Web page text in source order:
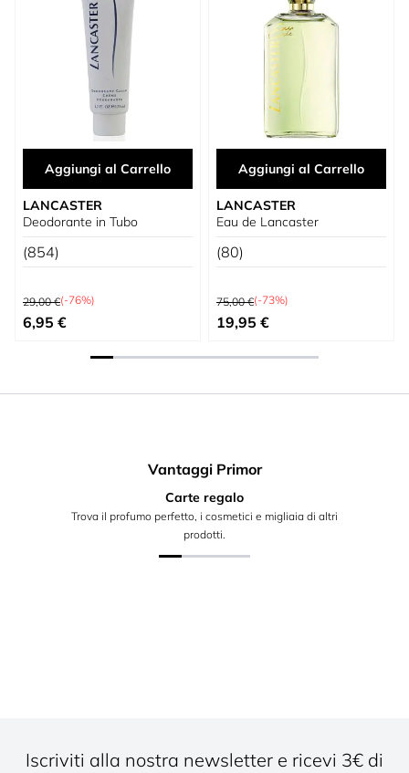
Aggiungi al Carrello
LANCASTER
Deodorante in Tubo
(854)
Prezzo predefinito
29,00 €(-76%)
Prezzo speciale
6,95 €
Aggiungi al Carrello
LANCASTER
Eau de Lancaster
(80)
Prezzo predefinito
75,00 €(-73%)
Prezzo speciale
19,95 €
Vantaggi Primor
Carte regalo
Trova il profumo perfetto, i cosmetici e migliaia di altri
prodotti.
Iscriviti alla nostra newsletter e ricevi 3€ di